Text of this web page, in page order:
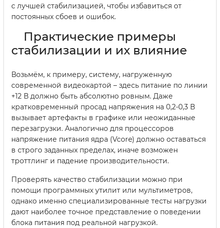
с лучшей стабилизацией, чтобы избавиться от
постоянных сбоев и ошибок.
Практические примеры
стабилизации и их влияние
Возьмём, к примеру, систему, нагруженную
современной видеокартой – здесь питание по линии
+12 В должно быть абсолютно ровным. Даже
кратковременный просад напряжения на 0,2-0,3 В
вызывает артефакты в графике или неожиданные
перезагрузки. Аналогично для процессоров
напряжение питания ядра (Vcore) должно оставаться
в строго заданных пределах, иначе возможен
троттлинг и падение производительности.
Проверять качество стабилизации можно при
помощи программных утилит или мультиметров,
однако именно специализированные тесты нагрузки
дают наиболее точное представление о поведении
блока питания под реальной нагрузкой.